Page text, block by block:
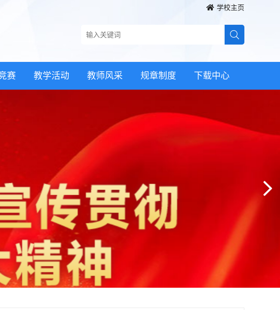
学校主页
赛 教学活动 教师风采 规章制度 下载中心